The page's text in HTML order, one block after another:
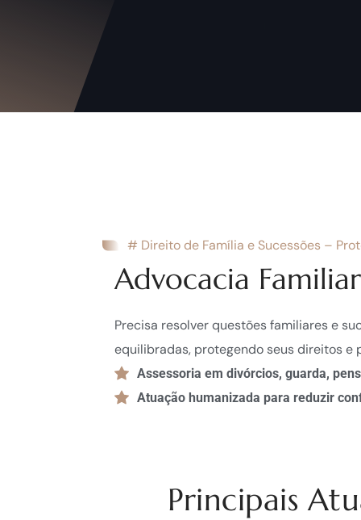
# Direito de Família e Sucessões –
Advocacia
Precisa resolver questões familiares e
equilibradas, protegendo seus direitos e
Assessoria em divórcios, guarda,
Atuação humanizada para reduzir
Principais